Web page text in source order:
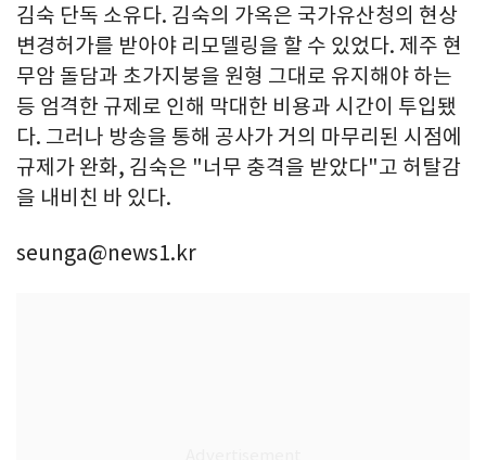
김숙 단독 소유다. 김숙의 가옥은 국가유산청의 현상
변경허가를 받아야 리모델링을 할 수 있었다. 제주 현
무암 돌담과 초가지붕을 원형 그대로 유지해야 하는
등 엄격한 규제로 인해 막대한 비용과 시간이 투입됐
다. 그러나 방송을 통해 공사가 거의 마무리된 시점에
규제가 완화, 김숙은 "너무 충격을 받았다"고 허탈감
을 내비친 바 있다.
seunga@news1.kr